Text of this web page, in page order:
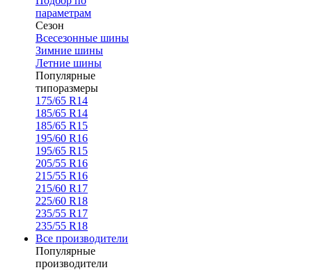
параметрам
Сезон
Всесезонные шины
Зимние шины
Летние шины
Популярные
типоразмеры
175/65 R14
185/65 R14
185/65 R15
195/60 R16
195/65 R15
205/55 R16
215/55 R16
215/60 R17
225/60 R18
235/55 R17
235/55 R18
Все производители
Популярные
производители